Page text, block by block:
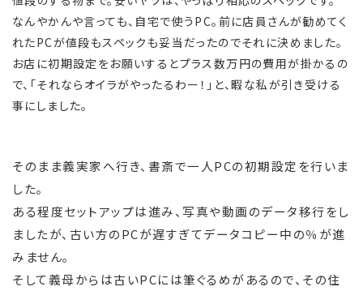
なんやかんや言っても、自宅で使うPC。前に店員さんが勧めてく
れたPCが値段もスペックも妥当だったのでそれに決めました。
お店に初期設定をお願いするとプラス数万円の費用が掛かるの
で、「それならオイラがやったるわー！」と、暇な私が引き受ける
事にしました。
そのまま義実家へ行き、書斎で一人PCの初期設定を行いま
した。
ある程度セットアップは進み、写真や動画のデータ移行をし
ましたが、古い方のPCが遅すぎてデータコピー中の％が進
みません。
そして義母からは古いPCには筆ぐるめがあるので、その住